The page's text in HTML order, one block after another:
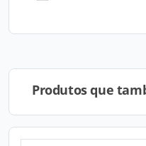
Produtos que